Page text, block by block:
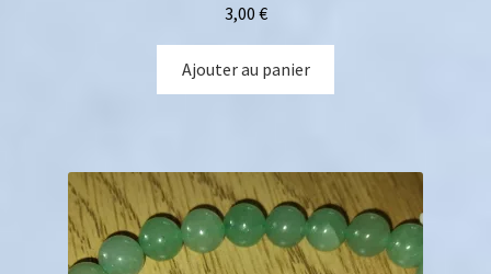
3,00 €
Ajouter au panier